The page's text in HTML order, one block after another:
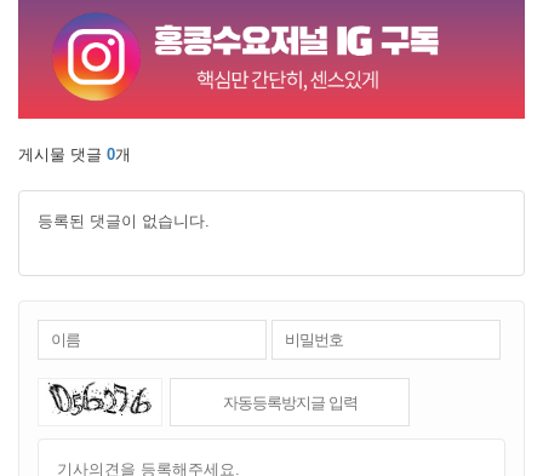
게시물 댓글 0개
등록된 댓글이 없습니다.